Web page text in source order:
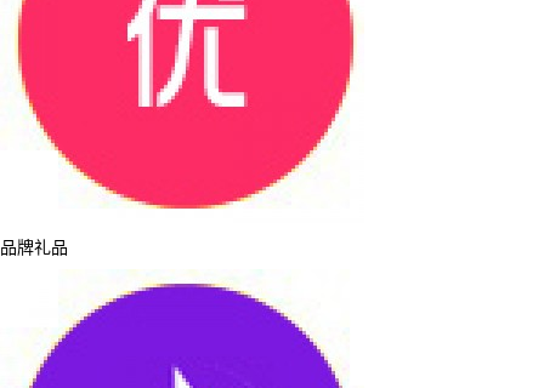
品牌礼品